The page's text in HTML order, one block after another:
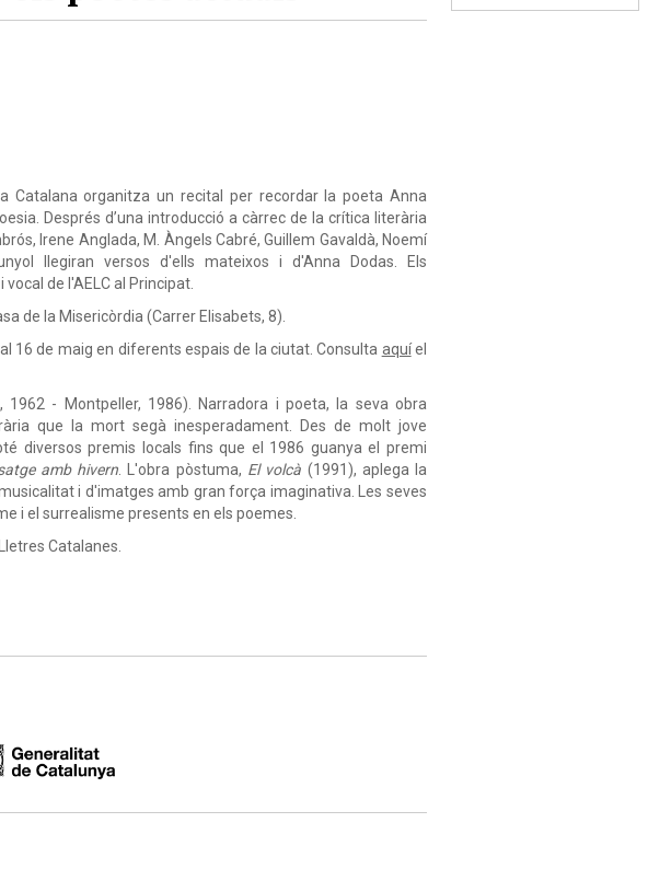
Catalana organitza un recital per recordar la poeta Anna
Després d’una introducció a càrrec de la crítica literària
Irene Anglada, M. Àngels Cabré, Guillem Gavaldà, Noemí
llegiran versos d'ells mateixos i d'Anna Dodas. Els
de l'AELC al Principat.
de la Misericòrdia (Carrer Elisabets, 8).
16 de maig en diferents espais de la ciutat. Consulta aquíel
1962 - Montpeller, 1986). Narradora i poeta, la seva obra
que la mort segà inesperadament. Des de molt jove
diversos premis locals fins que el 1986 guanya el premi
amb hivern . L'obra pòstuma, El volcà (1991), aplega la
i d'imatges amb gran força imaginativa. Les seves
i el surrealisme presents en els poemes.
Catalanes.